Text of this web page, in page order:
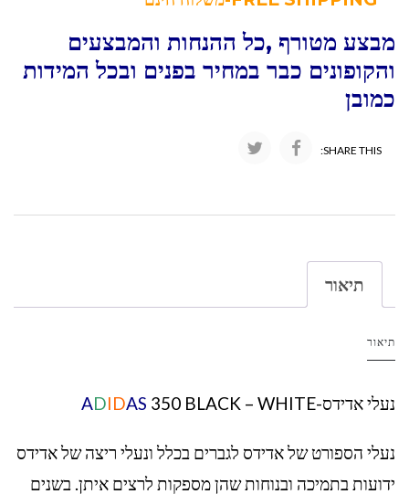
מבצע מטורף ,כל ההנחות והמבצעים
והקופונים כבר במחיר בפנים ובכל המידות
כמובן
SHARE THIS:
תיאור
תיאור
נעלי אדידס- ADIDAS 350 BLACK – WHITE
נעלי הספורט של אדידס לגברים בכלל ונעלי ריצה של אדידס
ידועות בתמיכה ובנוחות שהן מספקות לרצים איתן. בשנים